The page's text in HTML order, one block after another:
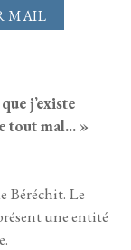
MAIL
j’existe
tout mal... »
Béréchit. Le
une entité